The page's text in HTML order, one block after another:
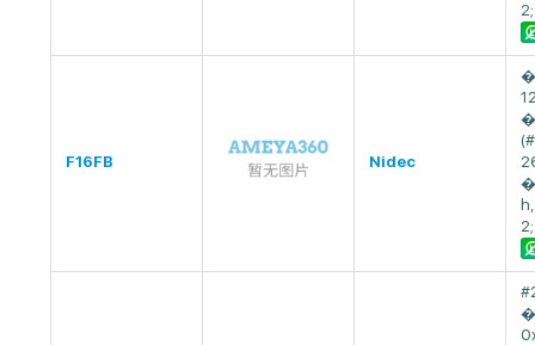
2;
F16FB Nidec
2;